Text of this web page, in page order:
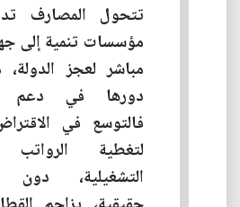
تتحول المصارف
مؤسسات تنمية إلى
مباشر لعجز
دورها في دعم
فالتوسع في
لتغطية الرواتب
التشغيلية، دون